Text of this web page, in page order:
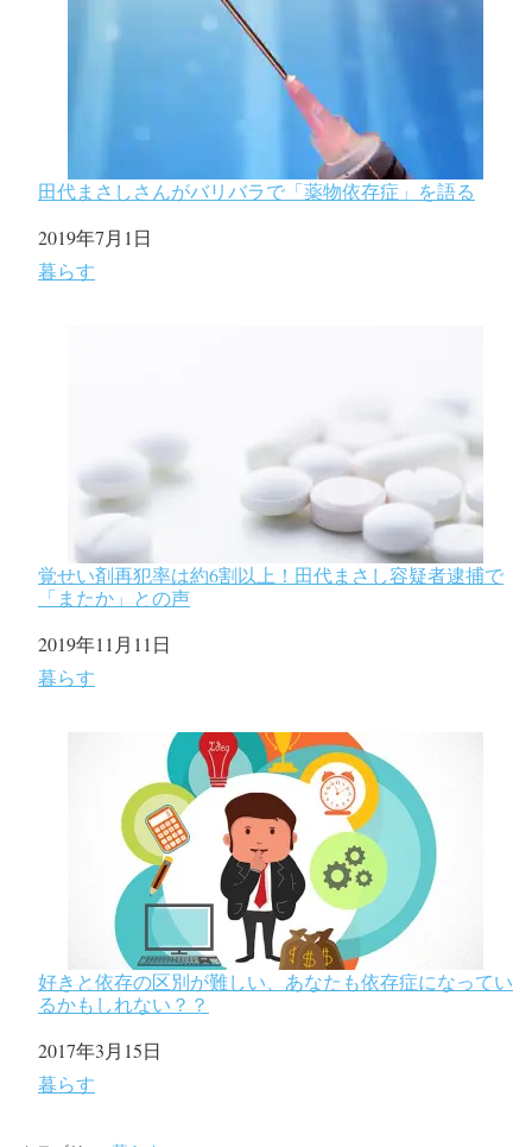
田代まさしさんがバリバラで「薬物依存症」を語る
日付
2019年7月1日
関連理由
暮らす
覚せい剤再犯率は約6割以上！田代まさし容疑者逮捕で
「またか」との声
日付
2019年11月11日
関連理由
暮らす
好きと依存の区別が難しい、あなたも依存症になってい
るかもしれない？？
日付
2017年3月15日
関連理由
暮らす